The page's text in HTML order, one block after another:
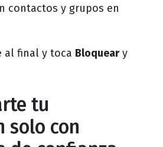
contactos y grupos en
al final y toca Bloqueary
tu
solo con